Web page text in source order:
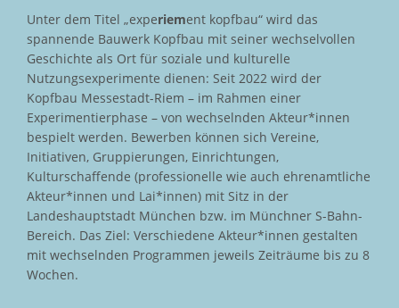
Unter dem Titel „experiement kopfbau“ wird das
spannende Bauwerk Kopfbau mit seiner wechselvollen
Geschichte als Ort für soziale und kulturelle
Nutzungsexperimente dienen: Seit 2022 wird der
Kopfbau Messestadt-Riem – im Rahmen einer
Experimentierphase – von wechselnden Akteur*innen
bespielt werden. Bewerben können sich Vereine,
Initiativen, Gruppierungen, Einrichtungen,
Kulturschaffende (professionelle wie auch ehrenamtliche
Akteur*innen und Lai*innen) mit Sitz in der
Landeshauptstadt München bzw. im Münchner S-Bahn-
Bereich. Das Ziel: Verschiedene Akteur*innen gestalten
mit wechselnden Programmen jeweils Zeiträume bis zu 8
Wochen.